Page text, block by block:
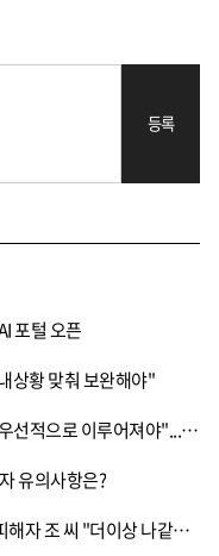
등록
포털 오픈
상황 맞춰 보완해야"
[저출생을 묻다 ③] "스드메 산업 개선, 우선적으로 이루어져야"... 신혼부부에게 저출생 사회란?
유의사항은?
[홍콩ELS 피해자 인터뷰①] 홍콩 ELS 피해자 조 씨 "더이상 나같은 피해자 나와선 안돼"